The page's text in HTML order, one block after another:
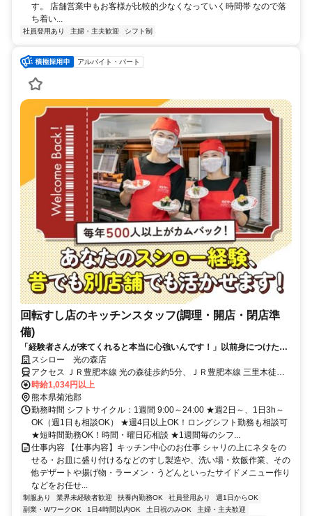
す。 店舗営業中もお客様が比較的少なくなっていく時間帯 なので落
ち着い...
社員登用あり 主婦・主夫歓迎 シフト制
アルバイト・パート
回転すし店のキッチンスタッフ(調理・開店・閉店準
備)
「経験者さんが来てくれると本当に心強いんです！」以前身につけたス
キルがそのまま活かせます◎
スシロー 光の森店
アクセス ＪＲ豊肥本線 光の森徒歩約5分、ＪＲ豊肥本線 三里木徒歩
約18分、ＪＲ豊肥本線 武蔵塚徒歩約21分
時給1,034円以上
熊本県菊池郡
勤務時間 シフトサイクル：1週間 9:00～24:00 ★週2日～、1日3h～
OK（週1日も相談OK） ★週4日以上OK！ロングシフト勤務も相談可
★短時間勤務OK！時間・曜日応相談 ★1週間毎のシフ...
仕事内容 【仕事内容】キッチン中心のお仕事 シャリの上にネタをの
せる・お皿に盛り付けるなどのすし製造や、洗い場・炊飯作業、その
他デザートや揚げ物・ラーメン・うどんといったサイドメニュー作り
などをお任せ...
制服あり 業界未経験者歓迎 扶養内勤務OK 社員登用あり
週1日からOK
副業・WワークOK
1日4時間以内OK 土日祝のみOK
主婦・主夫歓迎